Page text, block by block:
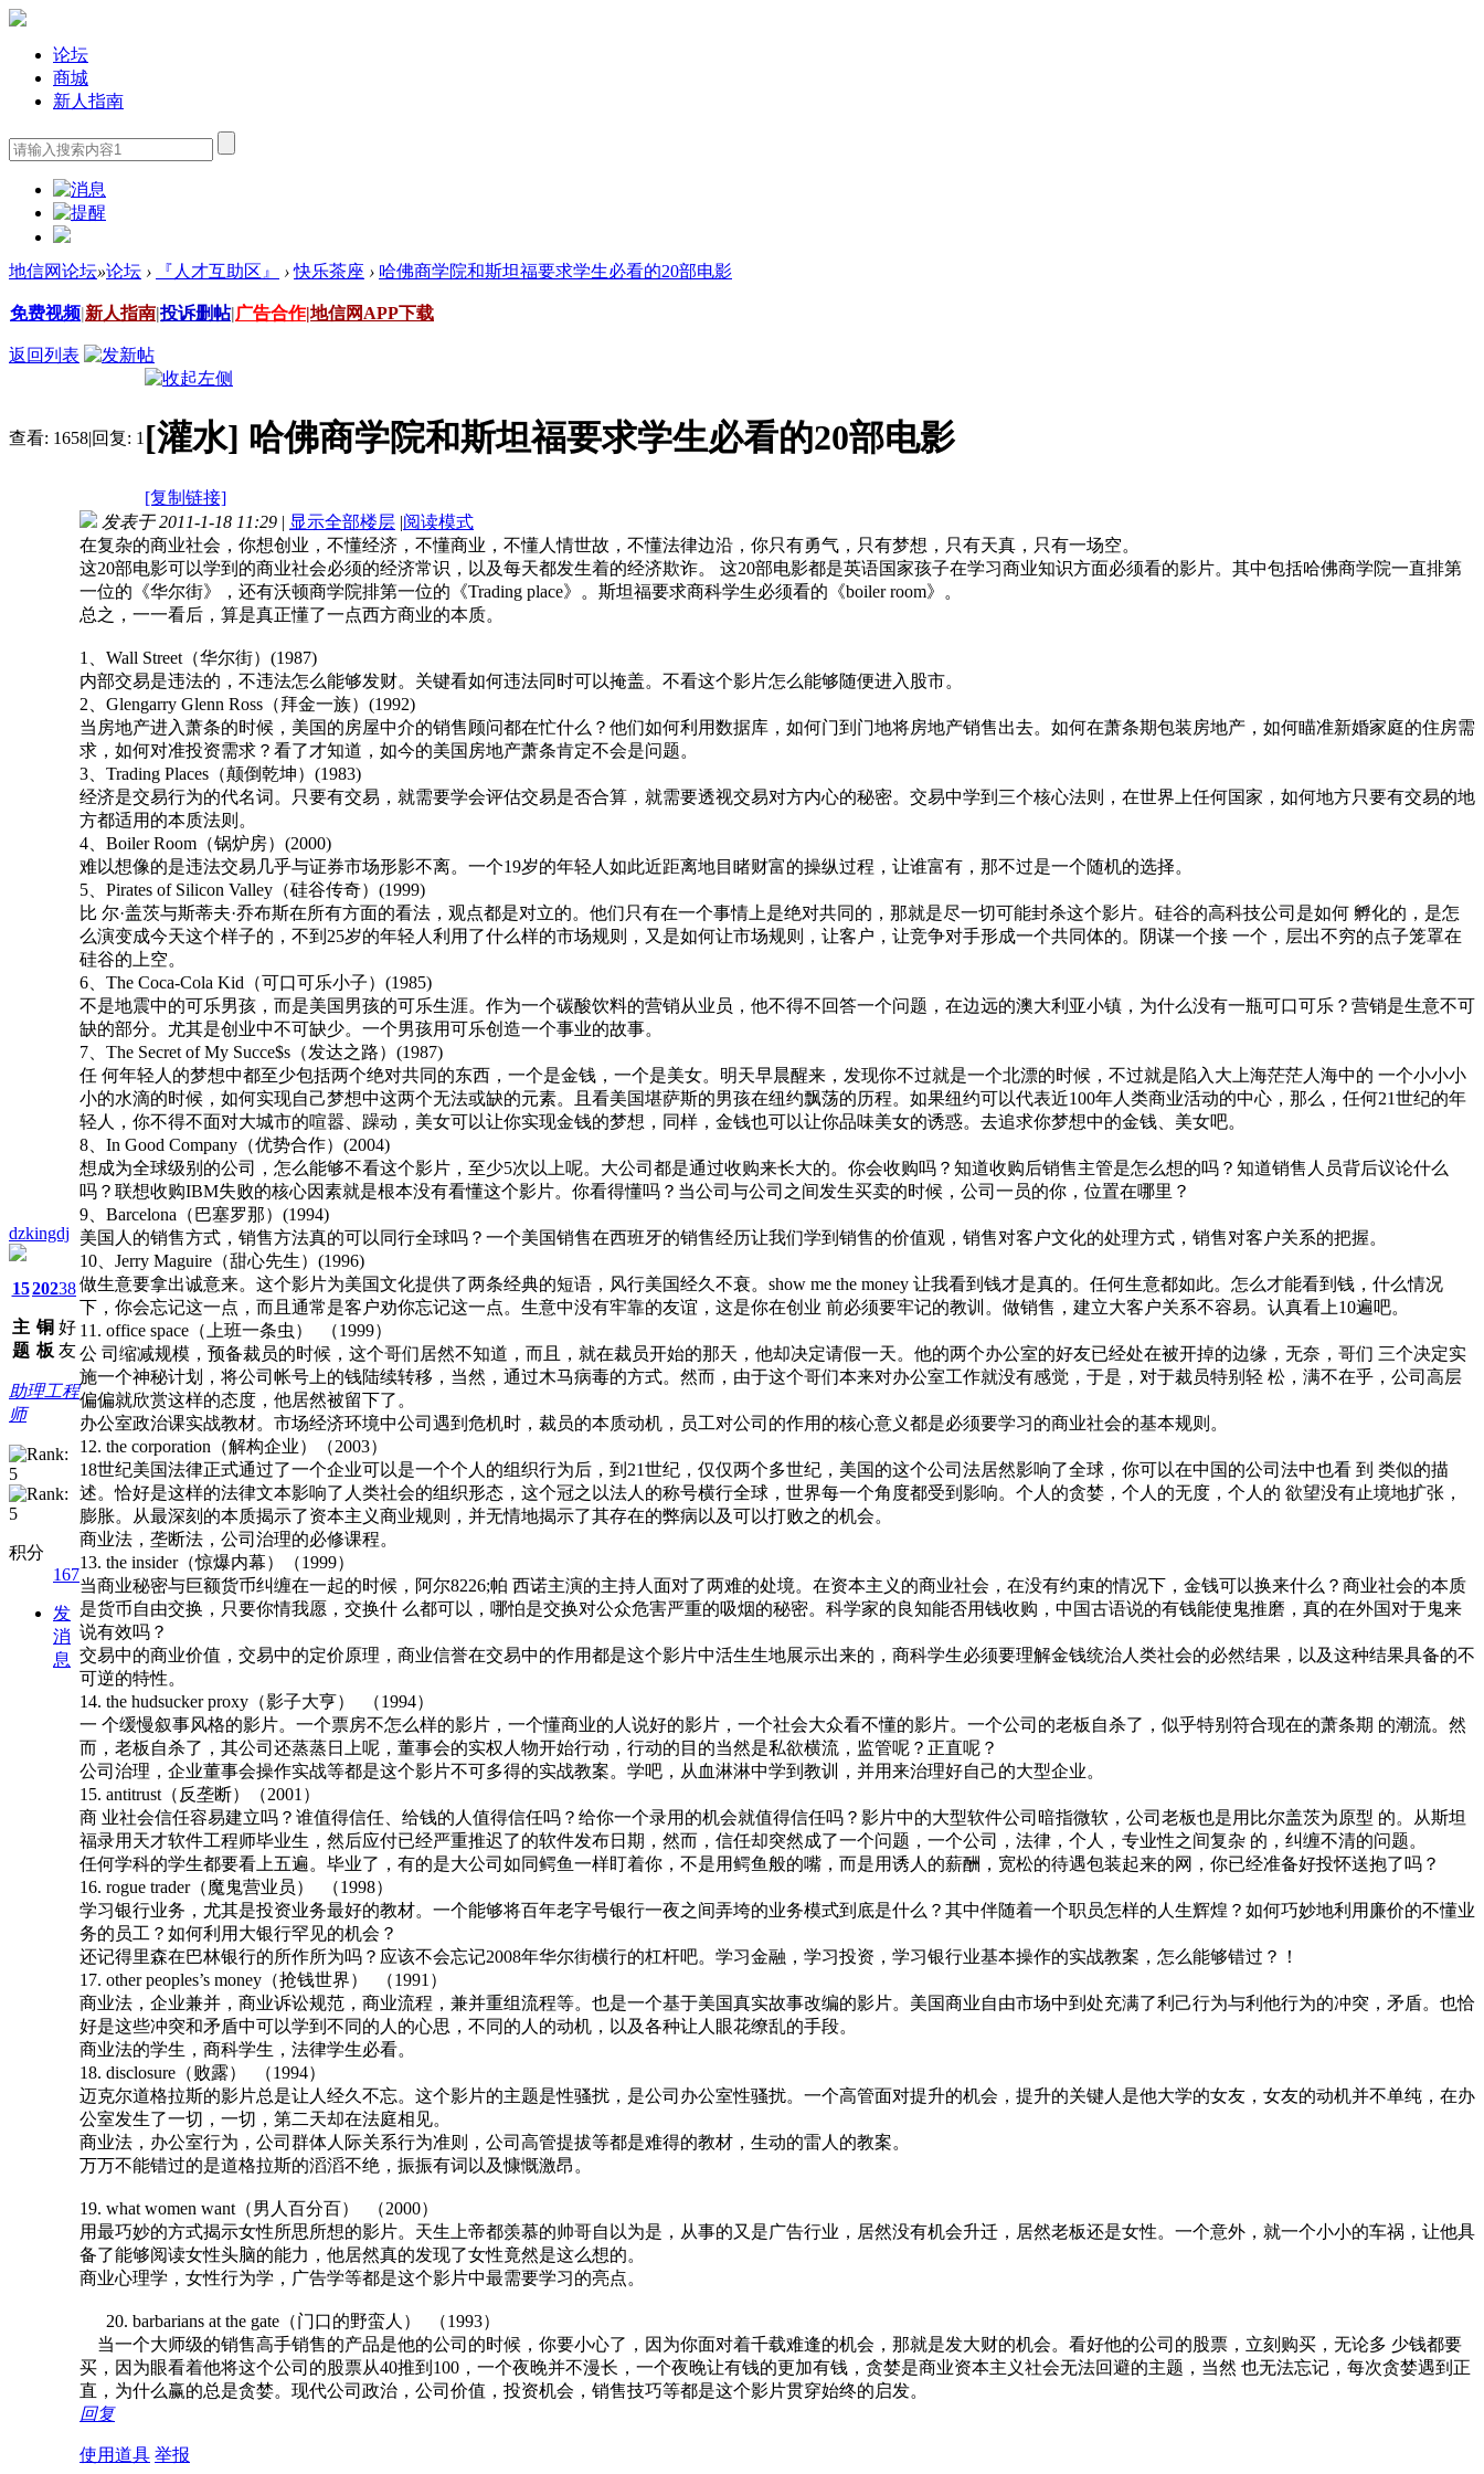
论坛
商城
新人指南
地信网论坛»论坛 › 『人才互助区』 › 快乐茶座 › 哈佛商学院和斯坦福要求学生必看的20部电影
免费视频|新人指南|投诉删帖|广告合作|地信网APP下载
返回列表
查看: 1658|回复: 1 [灌水] 哈佛商学院和斯坦福要求学生必看的20部电影
[复制链接]
dzkingdj
15
主
题
202
铜
板
38
好
友
助理工程
师
积分
167
发
消
息
发表于 2011-1-18 11:29 | 显示全部楼层 |阅读模式
在复杂的商业社会，你想创业，不懂经济，不懂商业，不懂人情世故，不懂法律边沿，你只有勇气，只有梦想，只有天真，只有一场空。
这20部电影可以学到的商业社会必须的经济常识，以及每天都发生着的经济欺诈。 这20部电影都是英语国家孩子在学习商业知识方面必须看的影片。其中包括哈佛商学院一直排第
一位的《华尔街》，还有沃顿商学院排第一位的《Trading place》。斯坦福要求商科学生必须看的《boiler room》。
总之，一一看后，算是真正懂了一点西方商业的本质。
1、Wall Street（华尔街）(1987)
内部交易是违法的，不违法怎么能够发财。关键看如何违法同时可以掩盖。不看这个影片怎么能够随便进入股市。
2、Glengarry Glenn Ross（拜金一族）(1992)
当房地产进入萧条的时候，美国的房屋中介的销售顾问都在忙什么？他们如何利用数据库，如何门到门地将房地产销售出去。如何在萧条期包装房地产，如何瞄准新婚家庭的住房需
求，如何对准投资需求？看了才知道，如今的美国房地产萧条肯定不会是问题。
3、Trading Places（颠倒乾坤）(1983)
经济是交易行为的代名词。只要有交易，就需要学会评估交易是否合算，就需要透视交易对方内心的秘密。交易中学到三个核心法则，在世界上任何国家，如何地方只要有交易的地
方都适用的本质法则。
4、Boiler Room（锅炉房）(2000)
难以想像的是违法交易几乎与证券市场形影不离。一个19岁的年轻人如此近距离地目睹财富的操纵过程，让谁富有，那不过是一个随机的选择。
5、Pirates of Silicon Valley（硅谷传奇）(1999)
比 尔·盖茨与斯蒂夫·乔布斯在所有方面的看法，观点都是对立的。他们只有在一个事情上是绝对共同的，那就是尽一切可能封杀这个影片。硅谷的高科技公司是如何 孵化的，是怎
么演变成今天这个样子的，不到25岁的年轻人利用了什么样的市场规则，又是如何让市场规则，让客户，让竞争对手形成一个共同体的。阴谋一个接 一个，层出不穷的点子笼罩在
硅谷的上空。
6、The Coca-Cola Kid（可口可乐小子）(1985)
不是地震中的可乐男孩，而是美国男孩的可乐生涯。作为一个碳酸饮料的营销从业员，他不得不回答一个问题，在边远的澳大利亚小镇，为什么没有一瓶可口可乐？营销是生意不可
缺的部分。尤其是创业中不可缺少。一个男孩用可乐创造一个事业的故事。
7、The Secret of My Succe$s（发达之路）(1987)
任 何年轻人的梦想中都至少包括两个绝对共同的东西，一个是金钱，一个是美女。明天早晨醒来，发现你不过就是一个北漂的时候，不过就是陷入大上海茫茫人海中的 一个小小小
小的水滴的时候，如何实现自己梦想中这两个无法或缺的元素。且看美国堪萨斯的男孩在纽约飘荡的历程。如果纽约可以代表近100年人类商业活动的中心，那么，任何21世纪的年
轻人，你不得不面对大城市的喧嚣、躁动，美女可以让你实现金钱的梦想，同样，金钱也可以让你品味美女的诱惑。去追求你梦想中的金钱、美女吧。
8、In Good Company（优势合作）(2004)
想成为全球级别的公司，怎么能够不看这个影片，至少5次以上呢。大公司都是通过收购来长大的。你会收购吗？知道收购后销售主管是怎么想的吗？知道销售人员背后议论什么
吗？联想收购IBM失败的核心因素就是根本没有看懂这个影片。你看得懂吗？当公司与公司之间发生买卖的时候，公司一员的你，位置在哪里？
9、Barcelona（巴塞罗那）(1994)
美国人的销售方式，销售方法真的可以同行全球吗？一个美国销售在西班牙的销售经历让我们学到销售的价值观，销售对客户文化的处理方式，销售对客户关系的把握。
10、Jerry Maguire（甜心先生）(1996)
做生意要拿出诚意来。这个影片为美国文化提供了两条经典的短语，风行美国经久不衰。show me the money 让我看到钱才是真的。任何生意都如此。怎么才能看到钱，什么情况
下，你会忘记这一点，而且通常是客户劝你忘记这一点。生意中没有牢靠的友谊，这是你在创业 前必须要牢记的教训。做销售，建立大客户关系不容易。认真看上10遍吧。
11. office space（上班一条虫） （1999）
公 司缩减规模，预备裁员的时候，这个哥们居然不知道，而且，就在裁员开始的那天，他却决定请假一天。他的两个办公室的好友已经处在被开掉的边缘，无奈，哥们 三个决定实
施一个神秘计划，将公司帐号上的钱陆续转移，当然，通过木马病毒的方式。然而，由于这个哥们本来对办公室工作就没有感觉，于是，对于裁员特别轻 松，满不在乎，公司高层
偏偏就欣赏这样的态度，他居然被留下了。
办公室政治课实战教材。市场经济环境中公司遇到危机时，裁员的本质动机，员工对公司的作用的核心意义都是必须要学习的商业社会的基本规则。
12. the corporation（解构企业）（2003）
18世纪美国法律正式通过了一个企业可以是一个个人的组织行为后，到21世纪，仅仅两个多世纪，美国的这个公司法居然影响了全球，你可以在中国的公司法中也看 到 类似的描
述。恰好是这样的法律文本影响了人类社会的组织形态，这个冠之以法人的称号横行全球，世界每一个角度都受到影响。个人的贪婪，个人的无度，个人的 欲望没有止境地扩张，
膨胀。从最深刻的本质揭示了资本主义商业规则，并无情地揭示了其存在的弊病以及可以打败之的机会。
商业法，垄断法，公司治理的必修课程。
13. the insider（惊爆内幕）（1999）
当商业秘密与巨额货币纠缠在一起的时候，阿尔8226;帕 西诺主演的主持人面对了两难的处境。在资本主义的商业社会，在没有约束的情况下，金钱可以换来什么？商业社会的本质
是货币自由交换，只要你情我愿，交换什 么都可以，哪怕是交换对公众危害严重的吸烟的秘密。科学家的良知能否用钱收购，中国古语说的有钱能使鬼推磨，真的在外国对于鬼来
说有效吗？
交易中的商业价值，交易中的定价原理，商业信誉在交易中的作用都是这个影片中活生生地展示出来的，商科学生必须要理解金钱统治人类社会的必然结果，以及这种结果具备的不
可逆的特性。
14. the hudsucker proxy（影子大亨） （1994）
一 个缓慢叙事风格的影片。一个票房不怎么样的影片，一个懂商业的人说好的影片，一个社会大众看不懂的影片。一个公司的老板自杀了，似乎特别符合现在的萧条期 的潮流。然
而，老板自杀了，其公司还蒸蒸日上呢，董事会的实权人物开始行动，行动的目的当然是私欲横流，监管呢？正直呢？
公司治理，企业董事会操作实战等都是这个影片不可多得的实战教案。学吧，从血淋淋中学到教训，并用来治理好自己的大型企业。
15. antitrust（反垄断）（2001）
商 业社会信任容易建立吗？谁值得信任、给钱的人值得信任吗？给你一个录用的机会就值得信任吗？影片中的大型软件公司暗指微软，公司老板也是用比尔盖茨为原型 的。从斯坦
福录用天才软件工程师毕业生，然后应付已经严重推迟了的软件发布日期，然而，信任却突然成了一个问题，一个公司，法律，个人，专业性之间复杂 的，纠缠不清的问题。
任何学科的学生都要看上五遍。毕业了，有的是大公司如同鳄鱼一样盯着你，不是用鳄鱼般的嘴，而是用诱人的薪酬，宽松的待遇包装起来的网，你已经准备好投怀送抱了吗？
16. rogue trader（魔鬼营业员） （1998）
学习银行业务，尤其是投资业务最好的教材。一个能够将百年老字号银行一夜之间弄垮的业务模式到底是什么？其中伴随着一个职员怎样的人生辉煌？如何巧妙地利用廉价的不懂业
务的员工？如何利用大银行罕见的机会？
还记得里森在巴林银行的所作所为吗？应该不会忘记2008年华尔街横行的杠杆吧。学习金融，学习投资，学习银行业基本操作的实战教案，怎么能够错过？！
17. other peoples’s money（抢钱世界） （1991）
商业法，企业兼并，商业诉讼规范，商业流程，兼并重组流程等。也是一个基于美国真实故事改编的影片。美国商业自由市场中到处充满了利己行为与利他行为的冲突，矛盾。也恰
好是这些冲突和矛盾中可以学到不同的人的心思，不同的人的动机，以及各种让人眼花缭乱的手段。
商业法的学生，商科学生，法律学生必看。
18. disclosure（败露） （1994）
迈克尔道格拉斯的影片总是让人经久不忘。这个影片的主题是性骚扰，是公司办公室性骚扰。一个高管面对提升的机会，提升的关键人是他大学的女友，女友的动机并不单纯，在办
公室发生了一切，一切，第二天却在法庭相见。
商业法，办公室行为，公司群体人际关系行为准则，公司高管提拔等都是难得的教材，生动的雷人的教案。
万万不能错过的是道格拉斯的滔滔不绝，振振有词以及慷慨激昂。
19. what women want（男人百分百） （2000）
用最巧妙的方式揭示女性所思所想的影片。天生上帝都羡慕的帅哥自以为是，从事的又是广告行业，居然没有机会升迁，居然老板还是女性。一个意外，就一个小小的车祸，让他具
备了能够阅读女性头脑的能力，他居然真的发现了女性竟然是这么想的。
商业心理学，女性行为学，广告学等都是这个影片中最需要学习的亮点。
20. barbarians at the gate（门口的野蛮人） （1993）
当一个大师级的销售高手销售的产品是他的公司的时候，你要小心了，因为你面对着千载难逢的机会，那就是发大财的机会。看好他的公司的股票，立刻购买，无论多 少钱都要
买，因为眼看着他将这个公司的股票从40推到100，一个夜晚并不漫长，一个夜晚让有钱的更加有钱，贪婪是商业资本主义社会无法回避的主题，当然 也无法忘记，每次贪婪遇到正
直，为什么赢的总是贪婪。现代公司政治，公司价值，投资机会，销售技巧等都是这个影片贯穿始终的启发。
回复
使用道具 举报